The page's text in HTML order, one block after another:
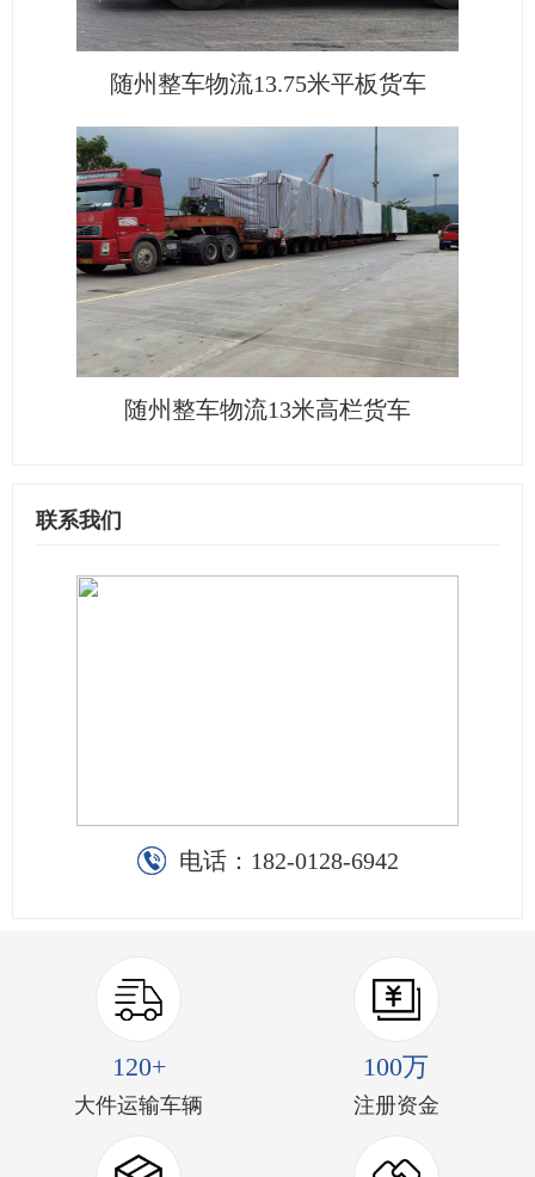
随州整车物流13.75米平板货车
随州整车物流13米高栏货车
联系我们
电话： 182-0128-6942
120+
大件运输车辆
100万
注册资金